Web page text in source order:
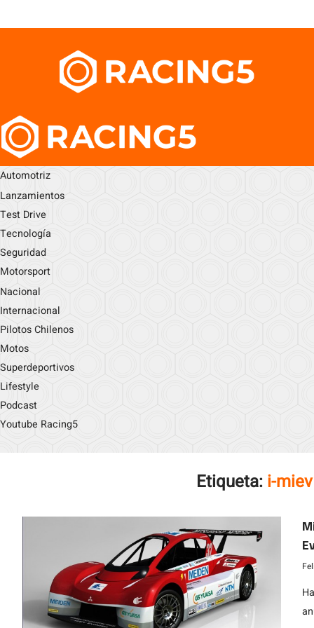
Automotriz
Lanzamientos
Test Drive
Tecnología
Seguridad
Motorsport
Nacional
Internacional
Pilotos Chilenos
Motos
Superdeportivos
Lifestyle
Podcast
Youtube Racing5
Etiqueta: i-